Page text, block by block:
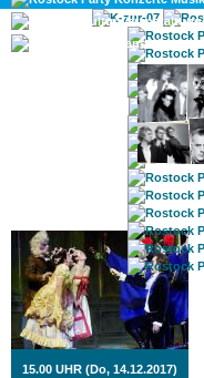
ROSTOCK TAGESTIPP
15.00 UHR (Do, 14.12.2017)